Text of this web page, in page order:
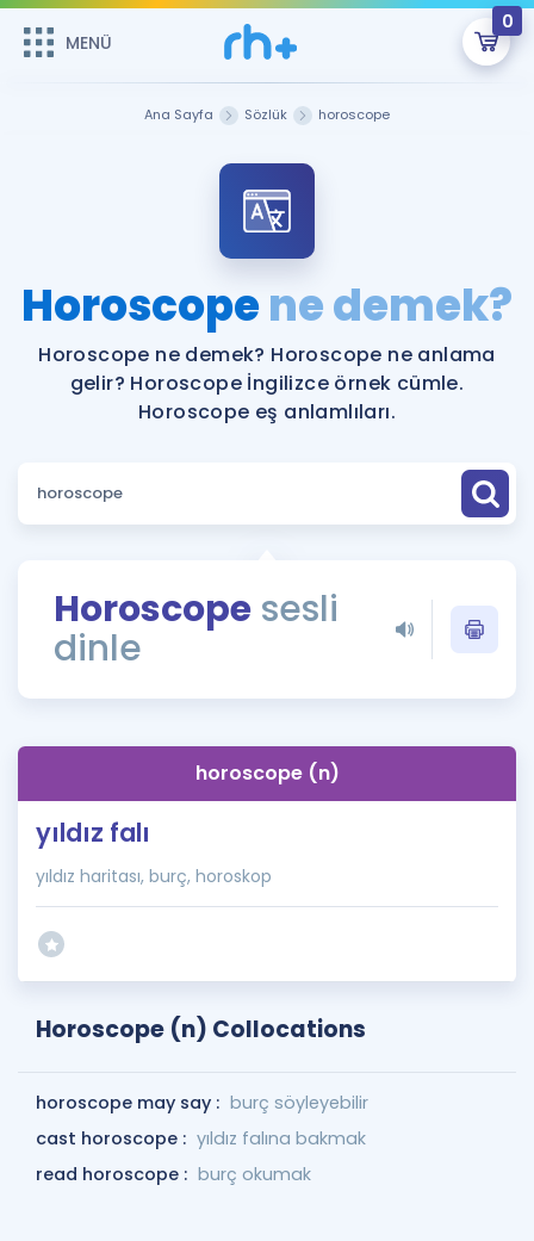
MENÜ
0
Şifremi Hatırlamıyorum
ÜYE DEĞİLİM
Sepetin Şu An Boş.
Remzi Hoca ile seni sınava hazırlayacak onlarca eğitim seni
bekliyor!
MENÜ
Katılımcı Görüşleri
Faydalı Araçlar
Sözlük
Rehberlik Aracı
ÖSYM Sınav Takvimi
İngilizce Gramer
Hakkımızda
Ana Sayfa Sözlük horoscope
Horoscopene demek?
Horoscope ne demek? Horoscope ne anlama
gelir? Horoscope İngilizce örnek cümle.
Horoscope eş anlamlıları.
Horoscope sesli
dinle
horoscope (n)
yıldız falı
yıldız haritası, burç, horoskop
Horoscope (n) Collocations
horoscope may say : burç söyleyebilir
cast horoscope : yıldız falına bakmak
read horoscope : burç okumak